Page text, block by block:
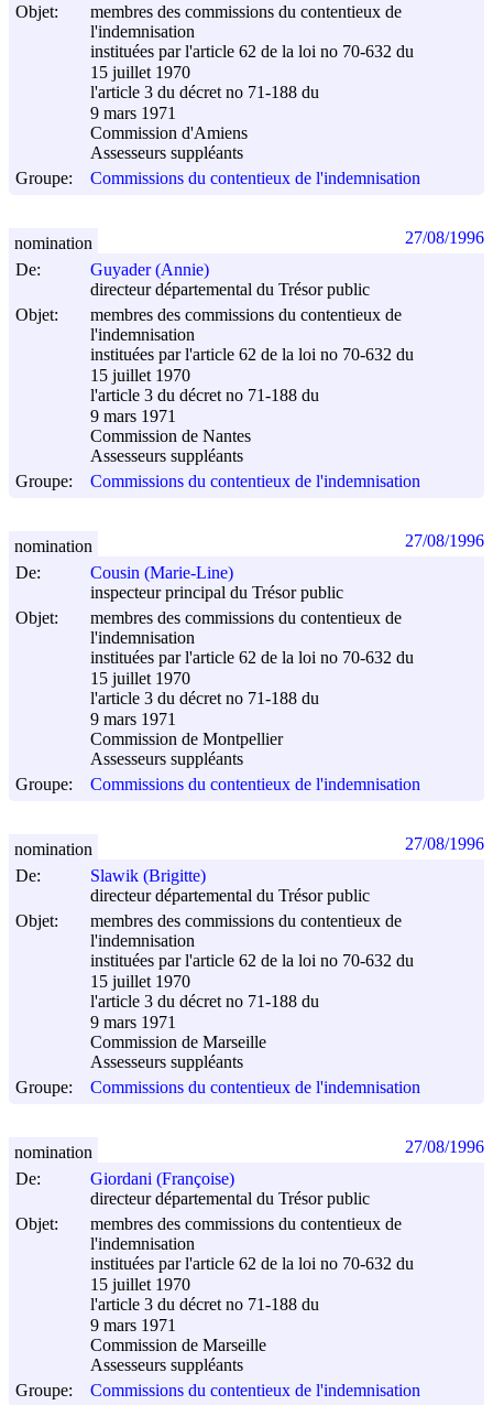
Objet:
membres des commissions du contentieux de
l'indemnisation
instituées par l'article 62 de la loi no 70-632 du
15 juillet 1970
l'article 3 du décret no 71-188 du
9 mars 1971
Commission d'Amiens
Assesseurs suppléants
Groupe:
Commissions du contentieux de l'indemnisation
De:
Guyader (Annie)
directeur départemental du Trésor public
Objet:
membres des commissions du contentieux de
l'indemnisation
instituées par l'article 62 de la loi no 70-632 du
15 juillet 1970
l'article 3 du décret no 71-188 du
9 mars 1971
Commission de Nantes
Assesseurs suppléants
Groupe:
Commissions du contentieux de l'indemnisation
nomination 27/08/1996
De:
Cousin (Marie-Line)
inspecteur principal du Trésor public
Objet:
membres des commissions du contentieux de
l'indemnisation
instituées par l'article 62 de la loi no 70-632 du
15 juillet 1970
l'article 3 du décret no 71-188 du
9 mars 1971
Commission de Montpellier
Assesseurs suppléants
Groupe:
Commissions du contentieux de l'indemnisation
nomination 27/08/1996
De:
Slawik (Brigitte)
directeur départemental du Trésor public
Objet:
membres des commissions du contentieux de
l'indemnisation
instituées par l'article 62 de la loi no 70-632 du
15 juillet 1970
l'article 3 du décret no 71-188 du
9 mars 1971
Commission de Marseille
Assesseurs suppléants
Groupe:
Commissions du contentieux de l'indemnisation
nomination 27/08/1996
De:
Giordani (Françoise)
directeur départemental du Trésor public
Objet:
membres des commissions du contentieux de
l'indemnisation
instituées par l'article 62 de la loi no 70-632 du
15 juillet 1970
l'article 3 du décret no 71-188 du
9 mars 1971
Commission de Marseille
Assesseurs suppléants
Groupe:
Commissions du contentieux de l'indemnisation
nomination 27/08/1996